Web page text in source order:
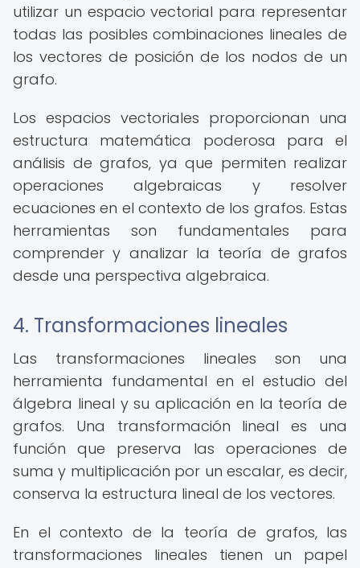
utilizar un espacio vectorial para representar
todas las posibles combinaciones lineales de
los vectores de posición de los nodos de un
grafo.
Los espacios vectoriales proporcionan una
estructura matemática poderosa para el
análisis de grafos, ya que permiten realizar
operaciones algebraicas y resolver
ecuaciones en el contexto de los grafos. Estas
herramientas son fundamentales para
comprender y analizar la teoría de grafos
desde una perspectiva algebraica.
4. Transformaciones lineales
Las transformaciones lineales son una
herramienta fundamental en el estudio del
álgebra lineal y su aplicación en la teoría de
grafos. Una transformación lineal es una
función que preserva las operaciones de
suma y multiplicación por un escalar, es decir,
conserva la estructura lineal de los vectores.
En el contexto de la teoría de grafos, las
transformaciones lineales tienen un papel